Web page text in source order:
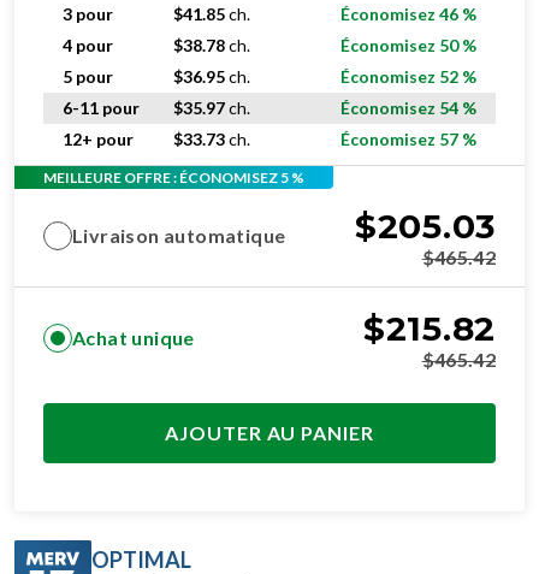
3 pour
$41.85ch.
Économisez 46 %
4 pour
$38.78ch.
Économisez 50 %
5 pour
$36.95ch.
Économisez 52 %
6-11 pour
$35.97ch.
Économisez 54 %
12+ pour
$33.73ch. Économisez 57 %
MEILLEURE OFFRE : ÉCONOMISEZ 5 %
Livraison automatique $205.03
$465.42
Achat unique $215.82
$465.42
AJOUTER AU PANIER
OPTIMAL